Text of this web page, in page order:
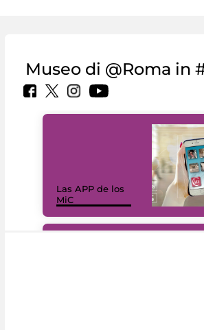
Museo di @Roma in
Las APP de los
MiC